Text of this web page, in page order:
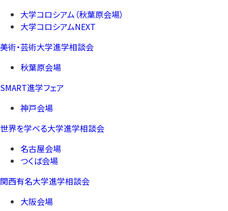
大学コロシアム（秋葉原会場）
大学コロシアムNEXT
美術・芸術大学進学相談会
秋葉原会場
SMART進学フェア
神戸会場
世界を学べる大学進学相談会
名古屋会場
つくば会場
関西有名大学進学相談会
大阪会場